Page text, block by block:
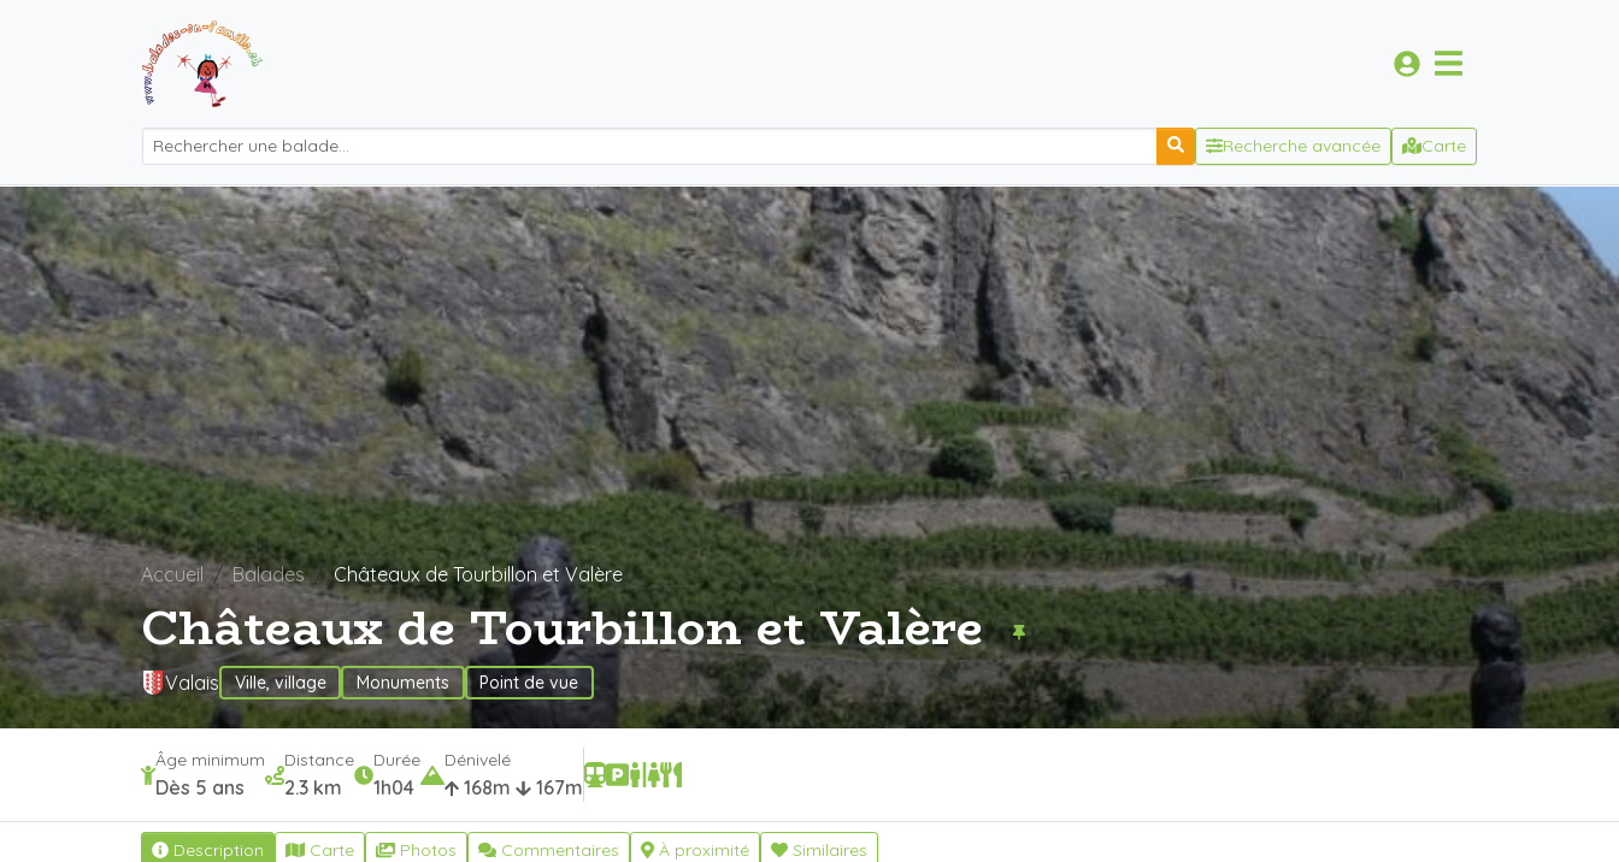
Recherche avancée Carte
Accueil Balades Châteaux de Tourbillon et Valère
Châteaux de Tourbillon et Valère
Valais Ville, village Monuments Point de vue
Âge minimum
Dès 5 ans
Distance
2.3 km
Durée
1h04
Dénivelé
168m 167m
Description Carte Photos Commentaires À proximité Similaires